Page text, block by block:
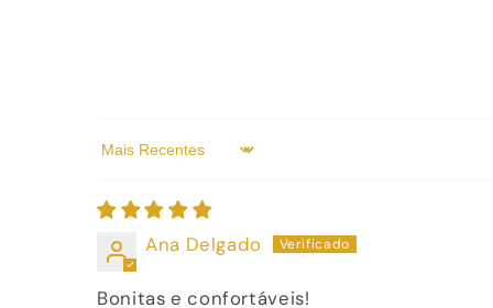
Sort by
Ana Delgado
Bonitas e confortáveis!